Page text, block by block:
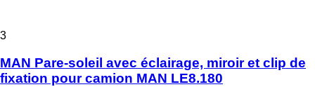
3
MAN Pare-soleil avec éclairage, miroir et clip de
fixation pour camion MAN LE8.180